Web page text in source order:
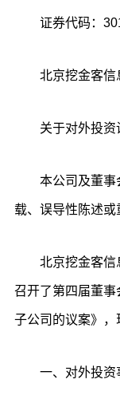
证券代码：
北京挖金客信
关于对外投
本公司及董事
载、误导性陈述或
北京挖金客信
召开了第四届董
子公司的议案》，
一、对外投资